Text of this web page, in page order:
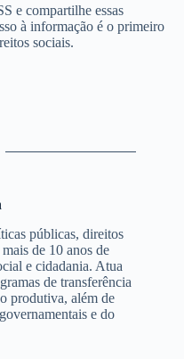
e compartilhe essas
à informação é o primeiro
sociais.
públicas, direitos
de 10 anos de
e cidadania. Atua
de transferência
produtiva, além de
e do